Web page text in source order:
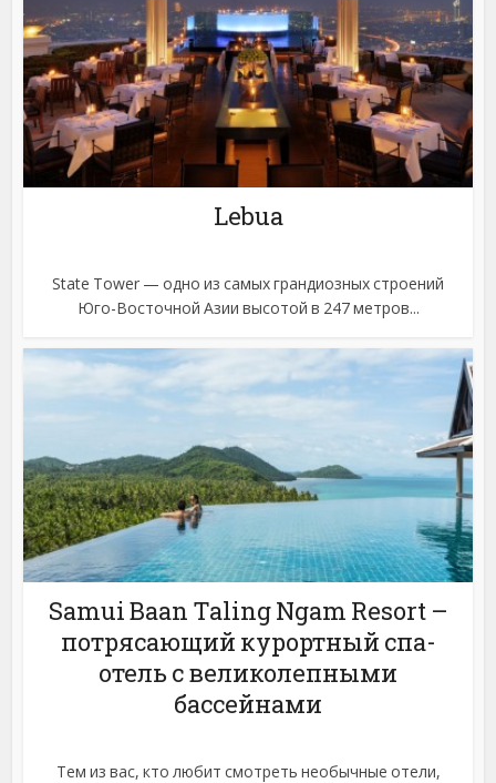
Lebua
State Tower — одно из самых грандиозных строений
Юго-Восточной Азии высотой в 247 метров...
Samui Baan Taling Ngam Resort –
потрясающий курортный спа-
отель с великолепными
бассейнами
Тем из вас, кто любит смотреть необычные отели,